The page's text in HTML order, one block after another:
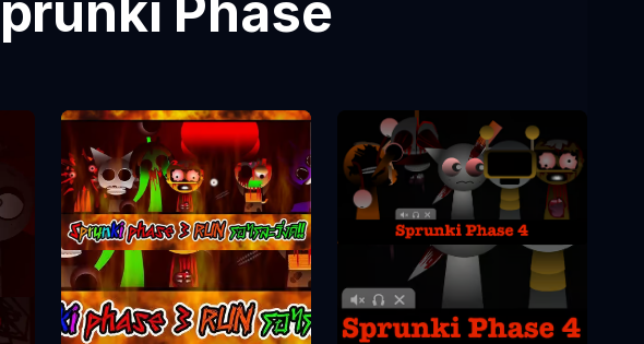
Sprunki Phase 3 Sprunki Phase 4